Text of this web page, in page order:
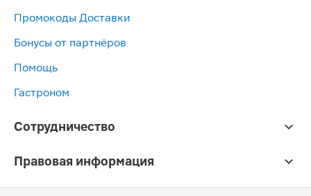
Промокоды Доставки
Бонусы от партнёров
Помощь
Гастроном
Сотрудничество
Правовая информация